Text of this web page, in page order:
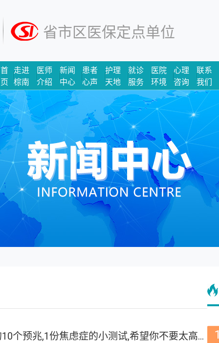
省市区医保定点单位
首
页
走进
棕南
医师
介绍
新闻
中心
患者
心声
护理
天地
就诊
服务
医院
环境
心理
咨询
联系
我们
轻度焦虑症的10个预兆,1份焦虑症的小测试,希望你不要太高分!